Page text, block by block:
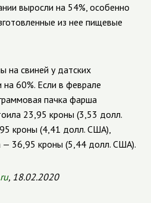
выросли на 54%, особенно
из нее пищевые
на свиней у датских
60%. Если в феврале
пачка фарша
23,95 кроны (3,53 долл.
кроны (4,41 долл. США),
— 36,95 кроны (5,44 долл. США).
, 18.02.2020